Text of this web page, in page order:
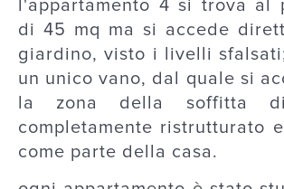
l'appartamento 4 si trova al
di 45 mq ma si accede
giardino, visto i livelli
un unico vano, dal quale si
la zona della soffitta
completamente ristrutturato
come parte della casa.